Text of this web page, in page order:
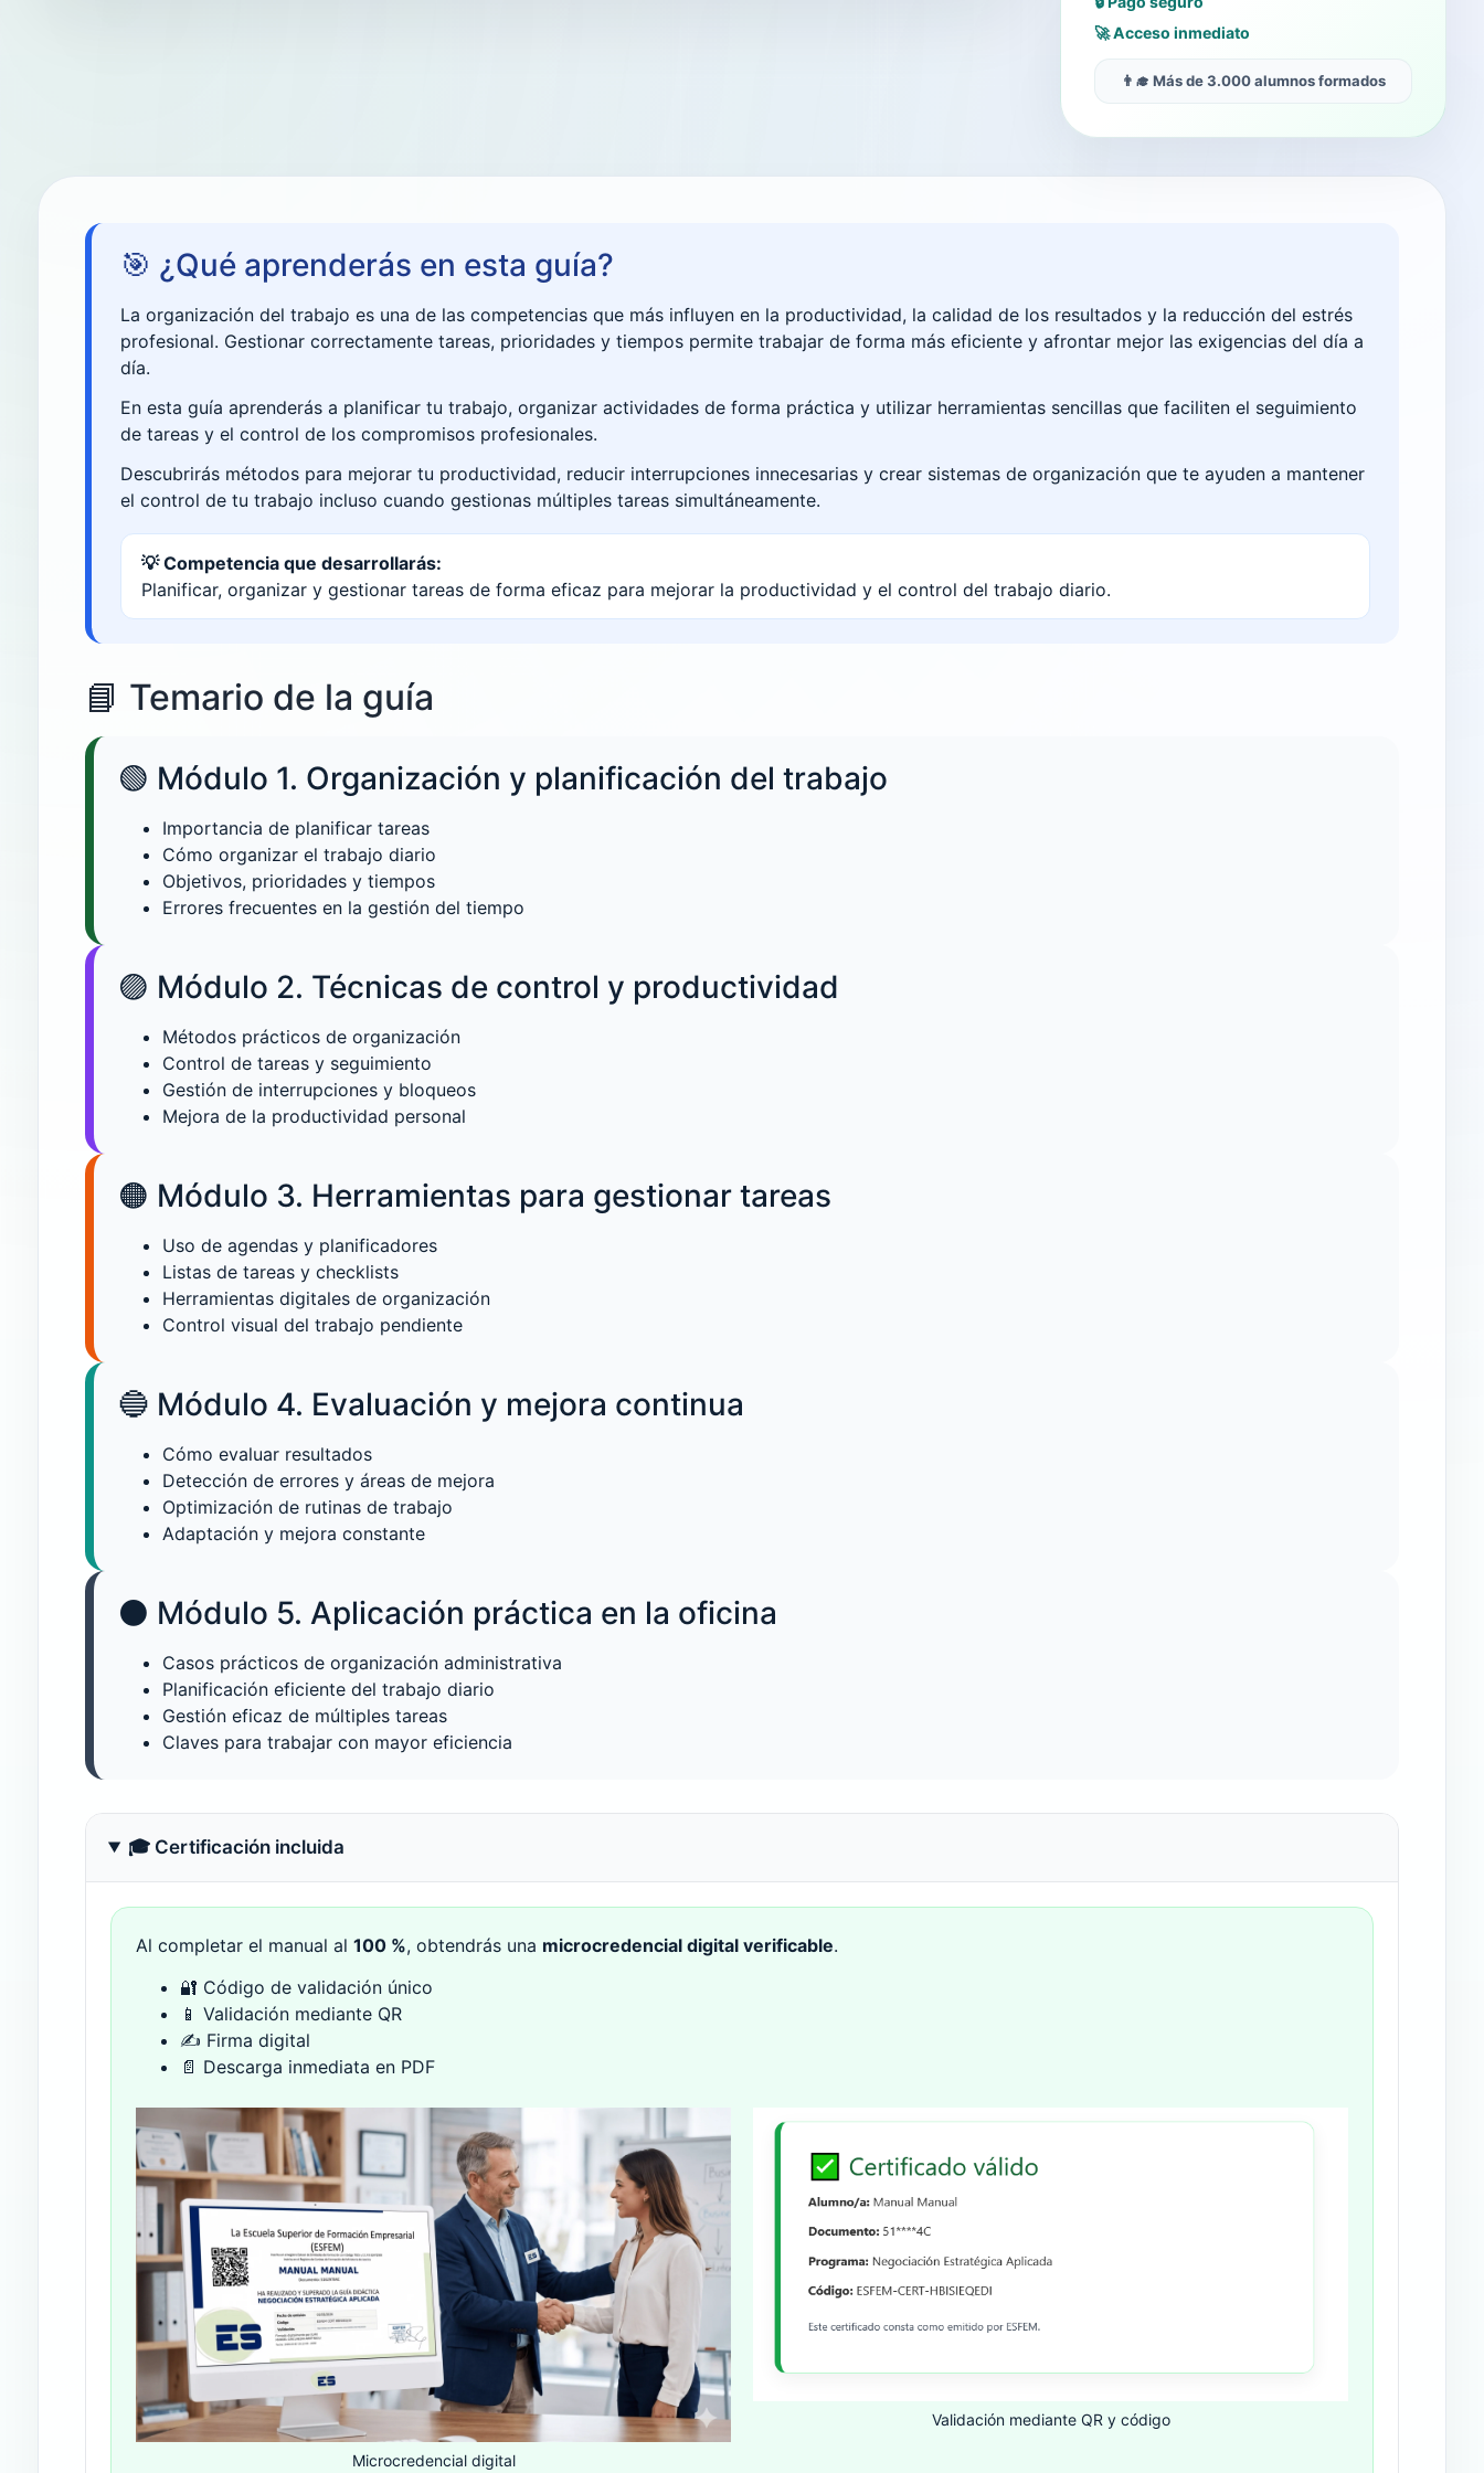
🚀 Acceso inmediato
👨‍🎓 Más de 3.000 alumnos formados
🎯 ¿Qué aprenderás en esta guía?
La organización del trabajo es una de las competencias que más influyen en la productividad, la calidad de los resultados y la reducción del estrés
profesional. Gestionar correctamente tareas, prioridades y tiempos permite trabajar de forma más eficiente y afrontar mejor las exigencias del día a
día.
En esta guía aprenderás a planificar tu trabajo, organizar actividades de forma práctica y utilizar herramientas sencillas que faciliten el seguimiento
de tareas y el control de los compromisos profesionales.
Descubrirás métodos para mejorar tu productividad, reducir interrupciones innecesarias y crear sistemas de organización que te ayuden a mantener
el control de tu trabajo incluso cuando gestionas múltiples tareas simultáneamente.
💡 Competencia que desarrollarás:
Planificar, organizar y gestionar tareas de forma eficaz para mejorar la productividad y el control del trabajo diario.
📘 Temario de la guía
🟢 Módulo 1. Organización y planificación del trabajo
Importancia de planificar tareas
Cómo organizar el trabajo diario
Objetivos, prioridades y tiempos
Errores frecuentes en la gestión del tiempo
🟣 Módulo 2. Técnicas de control y productividad
Métodos prácticos de organización
Control de tareas y seguimiento
Gestión de interrupciones y bloqueos
Mejora de la productividad personal
🟠 Módulo 3. Herramientas para gestionar tareas
Uso de agendas y planificadores
Listas de tareas y checklists
Herramientas digitales de organización
Control visual del trabajo pendiente
🔵 Módulo 4. Evaluación y mejora continua
Cómo evaluar resultados
Detección de errores y áreas de mejora
Optimización de rutinas de trabajo
Adaptación y mejora constante
⚫ Módulo 5. Aplicación práctica en la oficina
Casos prácticos de organización administrativa
Planificación eficiente del trabajo diario
Gestión eficaz de múltiples tareas
Claves para trabajar con mayor eficiencia
🎓 Certificación incluida
Al completar el manual al 100 %, obtendrás una microcredencial digital verificable.
🔐 Código de validación único
📱 Validación mediante QR
✍ Firma digital
📄 Descarga inmediata en PDF
Microcredencial digital
Validación mediante QR y código